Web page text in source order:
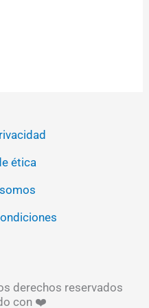
ética
derechos reservados
con ❤️